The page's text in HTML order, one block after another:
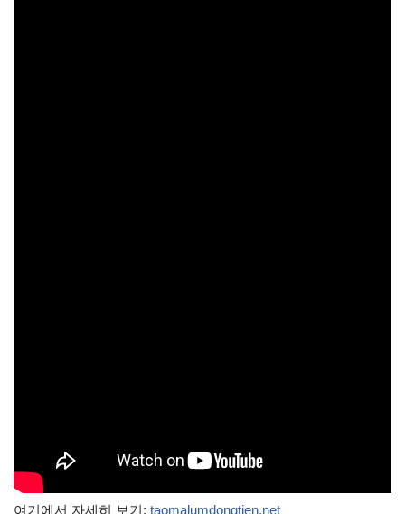
여기에서 자세히 보기: taomalumdongtien.net